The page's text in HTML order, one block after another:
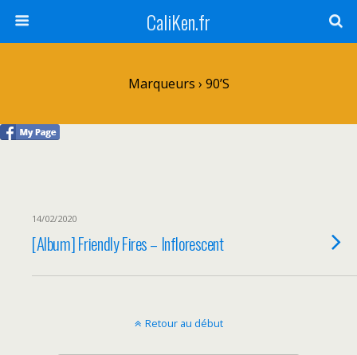
CaliKen.fr
Marqueurs › 90’s
14/02/2020
[Album] Friendly Fires – Inflorescent
Retour au début